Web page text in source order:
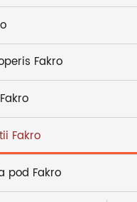
Fakro
Fakro
pod Fakro